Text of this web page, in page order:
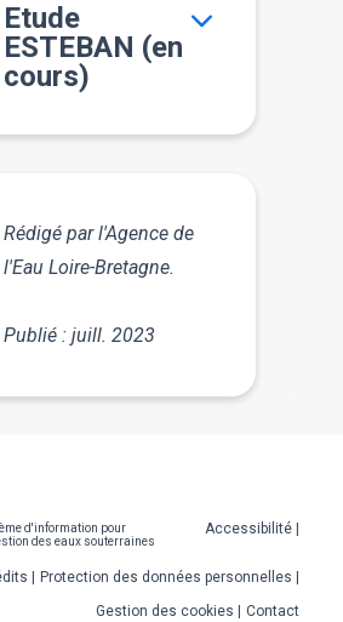
Etude
ESTEBAN (en
cours)
Rédigé par l'Agence de
l'Eau Loire-Bretagne.
Publié : juill. 2023
d'information pour
des eaux souterraines
Accessibilité
Protection des données personnelles
Gestion des cookies
Contact